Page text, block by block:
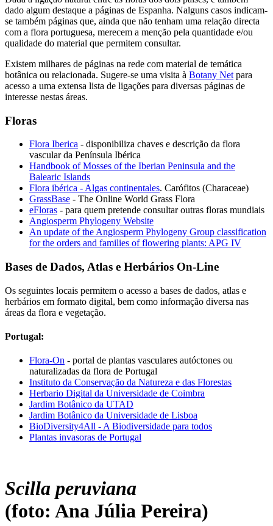
dado algum destaque a páginas de Espanha. Nalguns casos indicam-
se também páginas que, ainda que não tenham uma relação directa
com a flora portuguesa, merecem a menção pela quantidade e/ou
qualidade do material que permitem consultar.
Existem milhares de páginas na rede com material de temática
botânica ou relacionada. Sugere-se uma visita à Botany Net para
acesso a uma extensa lista de ligações para diversas páginas de
interesse nestas áreas.
Floras
Flora Iberica - disponibiliza chaves e descrição da flora
vascular da Península Ibérica
Handbook of Mosses of the Iberian Peninsula and the
Balearic Islands
Flora ibérica - Algas continentales. Carófitos (Characeae)
GrassBase - The Online World Grass Flora
eFloras - para quem pretende consultar outras floras mundiais
Angiosperm Phylogeny Website
An update of the Angiosperm Phylogeny Group classification
for the orders and families of flowering plants: APG IV
Bases de Dados, Atlas e Herbários On-Line
Os seguintes locais permitem o acesso a bases de dados, atlas e
herbários em formato digital, bem como informação diversa nas
áreas da flora e vegetação.
Portugal:
Flora-On - portal de plantas vasculares autóctones ou
naturalizadas da flora de Portugal
Instituto da Conservação da Natureza e das Florestas
Herbario Digital da Universidade de Coimbra
Jardim Botânico da UTAD
Jardim Botânico da Universidade de Lisboa
BioDiversity4All - A Biodiversidade para todos
Plantas invasoras de Portugal
Scilla peruviana
(foto: Ana Júlia Pereira)